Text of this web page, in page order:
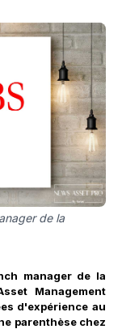
de la
manager de la
Management
d'expérience au
parenthèse chez